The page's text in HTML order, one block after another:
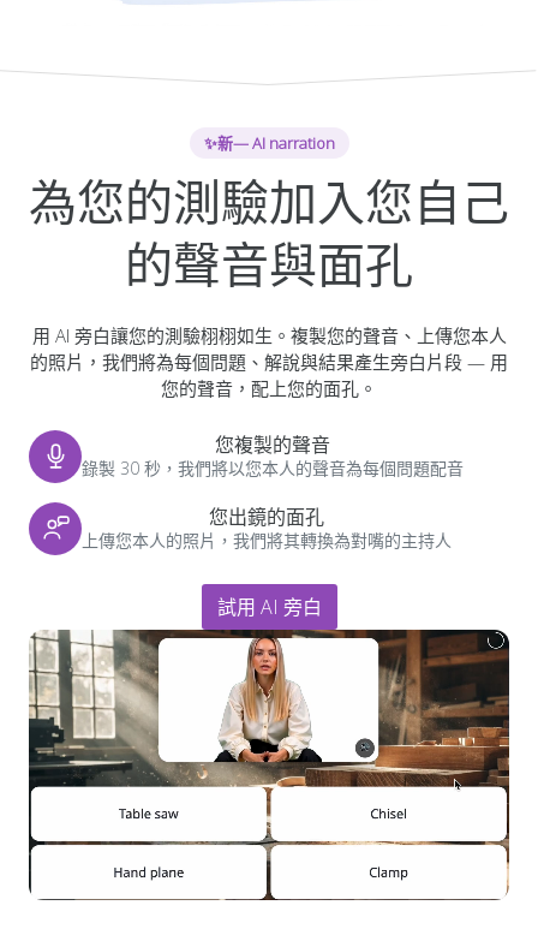
✨新— AI narration
為您的測驗加入您自己
的聲音與面孔
用 AI 旁白讓您的測驗栩栩如生。複製您的聲音、上傳您本人
的照片，我們將為每個問題、解說與結果產生旁白片段 — 用
您的聲音，配上您的面孔。
您複製的聲音
錄製 30 秒，我們將以您本人的聲音為每個問題配音
您出鏡的面孔
上傳您本人的照片，我們將其轉換為對嘴的主持人
試用 AI 旁白